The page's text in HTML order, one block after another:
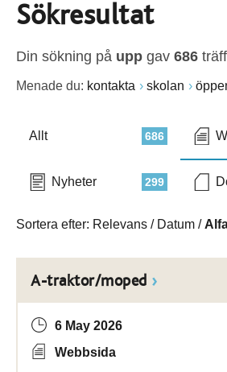
Sökresultat
Din sökning på upp gav 686
Menade du: kontakta skolan
686
Allt
299
Nyheter
Sortera efter: Relevans / Datum /
A-traktor/moped
6 May 2026
Webbsida